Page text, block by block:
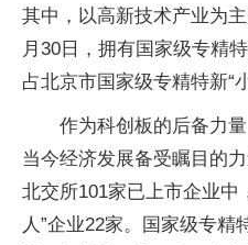
其中，以高新技术产业为
月30日，拥有国家级专精
占北京市国家级专精特新“
作为科创板的后备力
当今经济发展备受瞩目的
北交所101家已上市企业中
人”企业22家。国家级专精